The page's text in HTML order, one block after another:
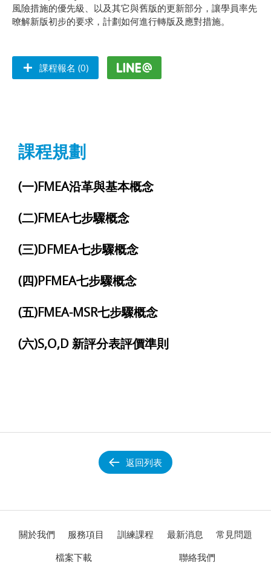
風險措施的優先級、以及其它與舊版的更新部分，讓學員率先
暸解新版初步的要求，計劃如何進行轉版及應對措施。
課程報名 (0)
課程規劃
(一)FMEA沿革與基本概念
(二)FMEA七步驟概念
(三)DFMEA七步驟概念
(四)PFMEA七步驟概念
(五)FMEA-MSR七步驟概念
(六)S,O,D 新評分表評價準則
返回列表
關於我們 服務項目 訓練課程 最新消息
常見問題
檔案下載
聯絡我們